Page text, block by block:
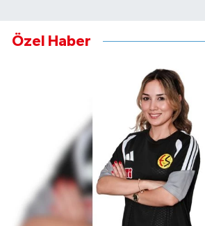
Özel Haber